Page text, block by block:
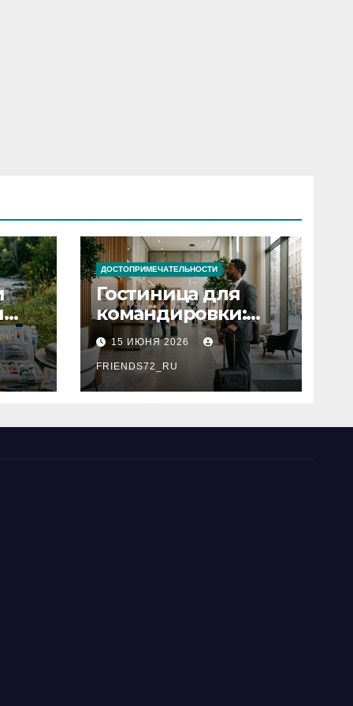
ДОСТОПРИМЕЧАТЕЛЬНОСТИ
Гостиница для
командировки:
основные
критерии выбора
15 ИЮНЯ 2026
FRIENDS72_RU